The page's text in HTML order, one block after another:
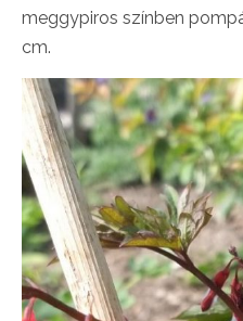
meggypiros színben
cm.